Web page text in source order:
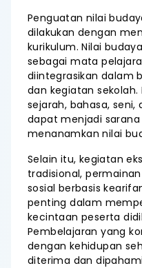
Penguatan nilai
dilakukan dengan
kurikulum. Nilai
sebagai mata
diintegrasikan dalam
dan kegiatan
sejarah, bahasa, seni,
dapat menjadi
menanamkan nilai
Selain itu, kegiatan
tradisional,
sosial berbasis
penting dalam
kecintaan peserta
Pembelajaran yang
dengan kehidupan
diterima dan